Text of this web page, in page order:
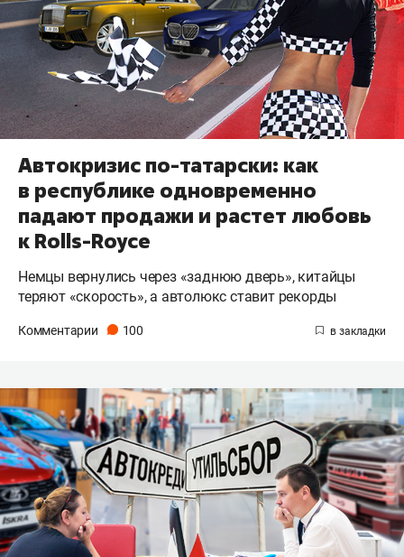
Автокризис по-татарски: как
в республике одновременно
падают продажи и растет любовь
к Rolls-Royce
Немцы вернулись через «заднюю дверь», китайцы
теряют «скорость», а автолюкс ставит рекорды
Комментарии 100